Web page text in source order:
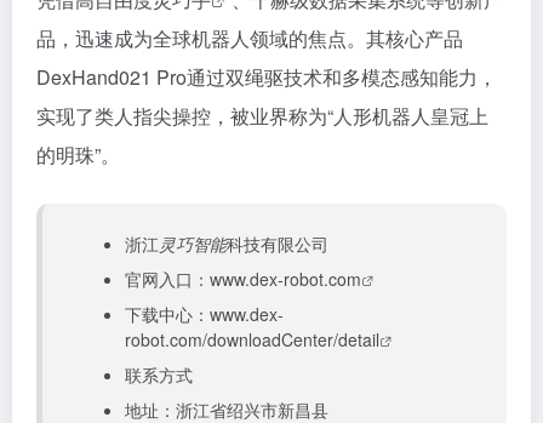
品，迅速成为全球机器人领域的焦点。其核心产品
DexHand021 Pro通过双绳驱技术和多模态感知能力，
实现了类人指尖操控，被业界称为“人形机器人皇冠上
的明珠”。
浙江灵巧智能科技有限公司
官网入口： www.dex-robot.com
下载中心： www.dex-
robot.com/downloadCenter/detail
联系方式
地址：浙江省绍兴市新昌县